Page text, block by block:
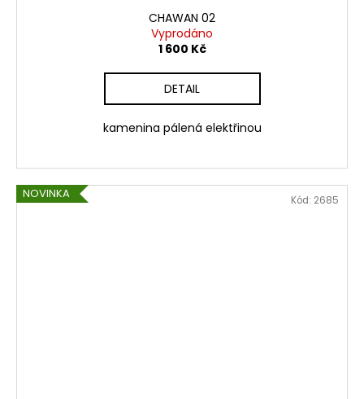
CHAWAN 02
Vyprodáno
1 600 Kč
DETAIL
kamenina pálená elektřinou
NOVINKA Kód: 2685